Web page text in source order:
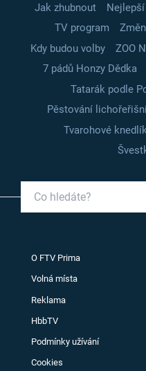
Jak zhubnout
TV program
Kdy budou volby
ZOO
7 pádů Honzy Dědka
Tatarák podle
Pěstování
Tvarohové
O FTV Prima
Volná místa
Reklama
HbbTV
Podmínky užívání
Cookies